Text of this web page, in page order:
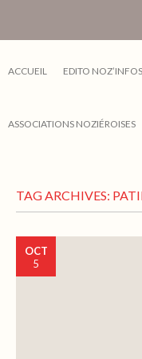
ACCUEIL EDITO NOZ’INFOS
ASSOCIATIONS NOZIÉROISES
TAG ARCHIVES:
OCT
5